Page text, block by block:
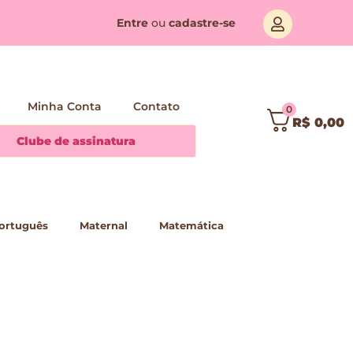
Entreou cadastre-se
Minha Conta Contato
Clube de assinatura
0
R$ 0,00
Maternal Matemática